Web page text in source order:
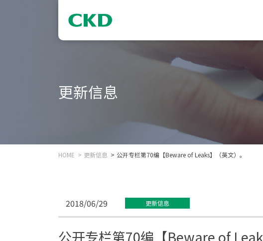
更新信息
HOME 更新信息 公开专栏第70编【Beware of Leaks】（英文）。
2018/06/29 更新信息
公开专栏第70编【Beware of